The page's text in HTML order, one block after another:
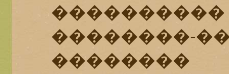
��������-